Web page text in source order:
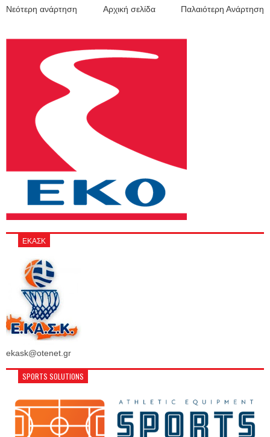
Νεότερη ανάρτηση Παλαιότερη Ανάρτηση
Αρχική σελίδα
ΕΚΑΣΚ
ekask@otenet.gr
SPORTS SOLUTIONS